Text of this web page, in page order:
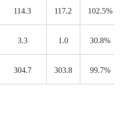
114.3 117.2 102.5%
3.3 1.0 30.8%
304.7 303.8 99.7%